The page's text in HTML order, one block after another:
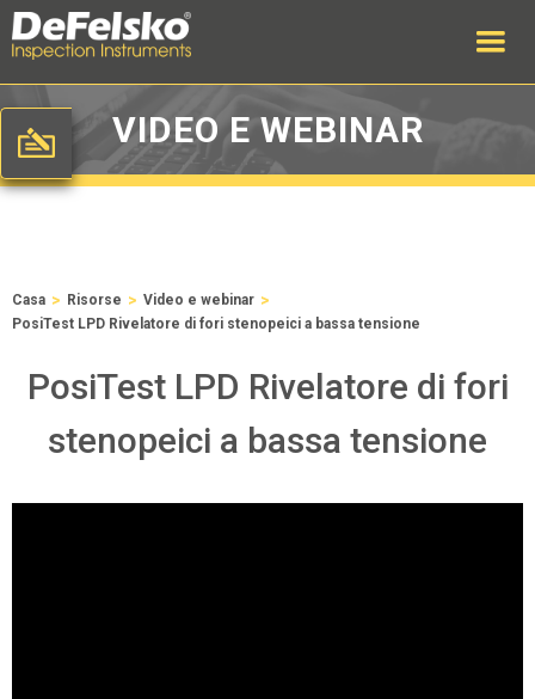
VIDEO E WEBINAR
Casa > Risorse > Video e webinar >
PosiTest LPD Rivelatore di fori stenopeici a bassa tensione
PosiTest LPD Rivelatore di fori
stenopeici a bassa tensione